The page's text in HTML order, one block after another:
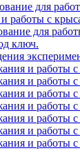
для
работы с
для
ключ.
и работы
и работы
и работы
и работы
и работы
и работы
и работы